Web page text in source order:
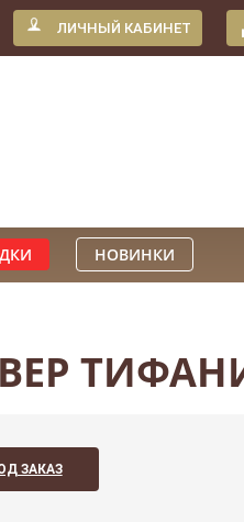
ЛИЧНЫЙ КАБИНЕТ
НОВИНКИ
ЗАКАЗ